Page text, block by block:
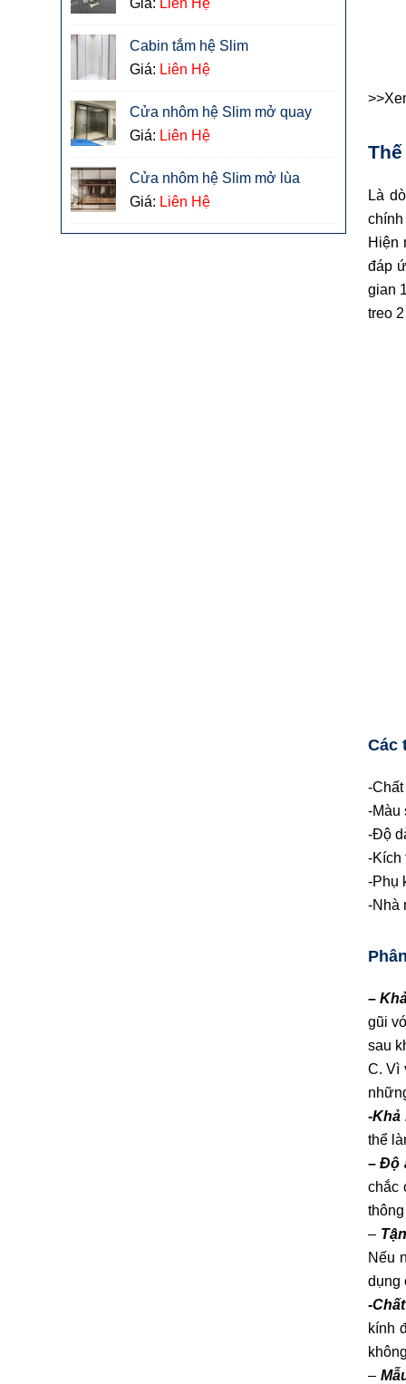
Là
chính
Hiện
đáp
gian
treo
Các
-
-Màu
-Độ
-Kích
-Phụ
-Nhà
–
gũi
sau
C. Vì
-Khả
thể
– Độ
chắc
–
Nếu
dụng
-
kính
–
Giá: Liên Hệ
Cabin tắm hệ Slim
Giá: Liên Hệ
Cửa nhôm hệ Slim mở quay
Giá: Liên Hệ
Cửa nhôm hệ Slim mở lùa
Giá: Liên Hệ